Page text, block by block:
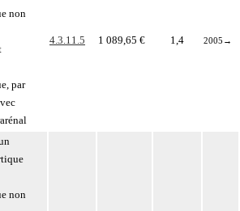
non
par
4.3.11.5 1 089,65 € 1,4 2005 →
non